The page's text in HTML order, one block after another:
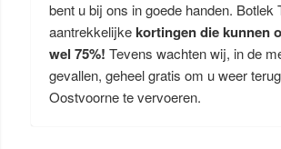
bent u bij ons in goede handen. Botlek
aantrekkelijkekortingen die kunnen
wel 75%! Tevens wachten wij, in de
gevallen, geheel gratis om u weer
Oostvoorne te vervoeren.